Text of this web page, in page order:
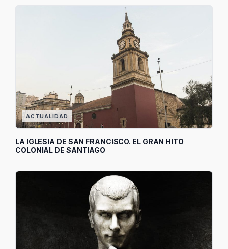
ACTUALIDAD
LA IGLESIA DE SAN FRANCISCO. EL GRAN HITO
COLONIAL DE SANTIAGO